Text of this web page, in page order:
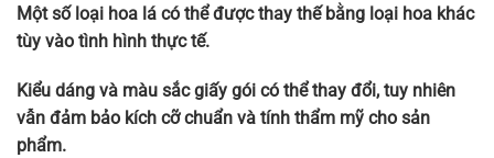
Một số loại hoa lá có thể được thay thế bằng loại hoa khác
tùy vào tình hình thực tế.
Kiểu dáng và màu sắc giấy gói có thể thay đổi, tuy nhiên
vẫn đảm bảo kích cỡ chuẩn và tính thẩm mỹ cho sản
phẩm.